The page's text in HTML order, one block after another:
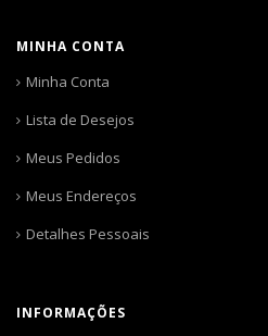
MINHA CONTA
Minha Conta
Lista de Desejos
Meus Pedidos
Meus Endereços
Detalhes Pessoais
INFORMAÇÕES